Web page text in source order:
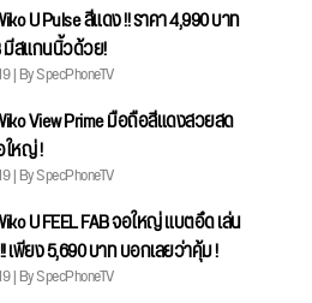
U Pulse สีแดง !! ราคา 4,990 บาท
มีสแกนนิ้วด้วย!
| By SpecPhoneTV
View Prime มือถือสีแดงสวยสด
หญ่ !
| By SpecPhoneTV
U FEEL FAB จอใหญ่ แบตอึด เล่น
เพียง 5,690 บาท บอกเลยว่าคุ้ม !
| By SpecPhoneTV